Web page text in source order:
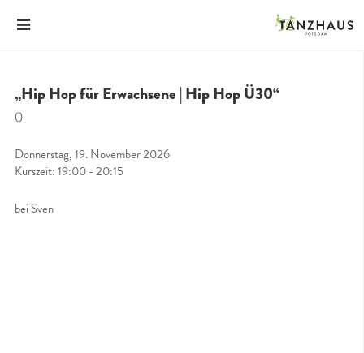
„Hip Hop für Erwachsene | Hip Hop Ü30“
()
Donnerstag, 19. November 2026
Kurszeit: 19:00 - 20:15
bei Sven